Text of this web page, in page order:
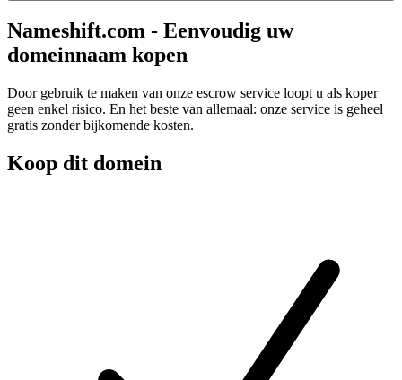
Nameshift.com - Eenvoudig uw
domeinnaam kopen
Door gebruik te maken van onze escrow service loopt u als koper
geen enkel risico. En het beste van allemaal: onze service is geheel
gratis zonder bijkomende kosten.
Koop dit domein